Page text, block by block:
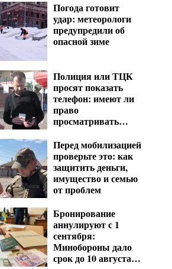
Погода готовит
удар: метеорологи
предупредили об
опасной зиме
Полиция или ТЦК
просят показать
телефон: имеют ли
право
просматривать
фото
Перед мобилизацией
проверьте это: как
защитить деньги,
имущество и семью
от проблем
Бронирование
аннулируют с 1
сентября:
Минобороны дало
срок до 10 августа